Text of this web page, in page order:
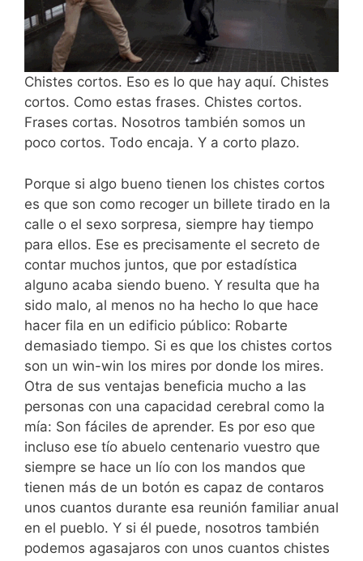
Chistes cortos. Eso es lo que hay aquí. Chistes
cortos. Como estas frases. Chistes cortos.
Frases cortas. Nosotros también somos un
poco cortos. Todo encaja. Y a corto plazo.
Porque si algo bueno tienen los chistes cortos
es que son como recoger un billete tirado en la
calle o el sexo sorpresa, siempre hay tiempo
para ellos. Ese es precisamente el secreto de
contar muchos juntos, que por estadística
alguno acaba siendo bueno. Y resulta que ha
sido malo, al menos no ha hecho lo que hace
hacer fila en un edificio público: Robarte
demasiado tiempo. Si es que los chistes cortos
son un win-win los mires por donde los mires.
Otra de sus ventajas beneficia mucho a las
personas con una capacidad cerebral como la
mía: Son fáciles de aprender. Es por eso que
incluso ese tío abuelo centenario vuestro que
siempre se hace un lío con los mandos que
tienen más de un botón es capaz de contaros
unos cuantos durante esa reunión familiar anual
en el pueblo. Y si él puede, nosotros también
podemos agasajaros con unos cuantos chistes